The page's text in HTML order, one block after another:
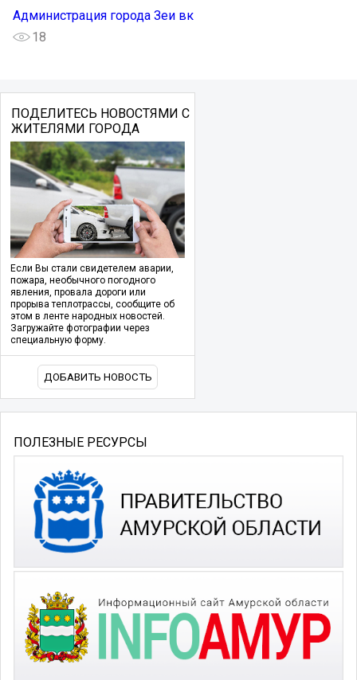
Администрация города Зеи вк
18
ПОДЕЛИТЕСЬ НОВОСТЯМИ С
ЖИТЕЛЯМИ ГОРОДА
Если Вы стали свидетелем аварии,
пожара, необычного погодного
явления, провала дороги или
прорыва теплотрассы, сообщите об
этом в ленте народных новостей.
Загружайте фотографии через
специальную форму.
ДОБАВИТЬ НОВОСТЬ
ПОЛЕЗНЫЕ РЕСУРСЫ